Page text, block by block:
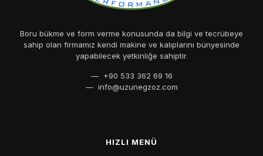
Boru bükme ve form verme konusunda da bilgi ve tecrübeye
sahip olan firmamız kendi makine ve kalıplarını bünyesinde
yapabilecek yetkinliğe sahiptir.
— +90 533 362 69 16
— info@uzunegzoz.com
HIZLI MENÜ